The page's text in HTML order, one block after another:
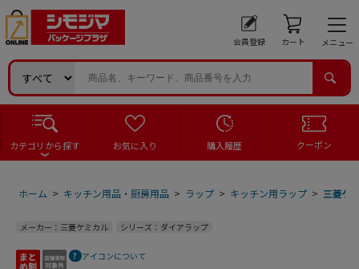
会員登録 カート メニュー
カテゴリから探す お気に入り 購入履歴 クーポン
ホーム > キッチン用品・厨房用品 > ラップ > キッチン用ラップ > 三菱ケ
メーカー：三菱ケミカル シリーズ：ダイアラップ
アイコンについて